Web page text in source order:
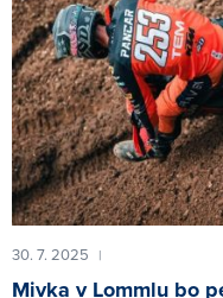
30. 7. 2025 |
Mivka v Lommlu bo